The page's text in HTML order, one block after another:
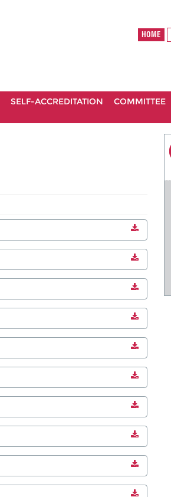
HOME
SELF-ACCREDITATION COMMITTEE